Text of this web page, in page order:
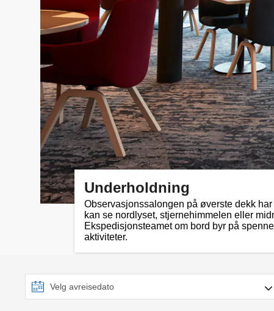
Underholdning
Observasjonssalongen på øverste dekk
kan se nordlyset, stjernehimmelen eller
Ekspedisjonsteamet om bord byr på
aktiviteter.